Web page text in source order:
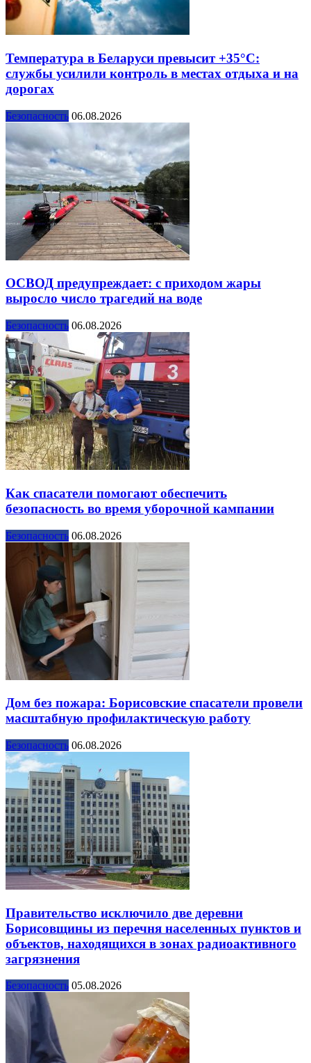
Температура в Беларуси превысит +35°С:
службы усилили контроль в местах отдыха и на
дорогах
Безопасность 06.08.2026
ОСВОД предупреждает: с приходом жары
выросло число трагедий на воде
Безопасность 06.08.2026
Как спасатели помогают обеспечить
безопасность во время уборочной кампании
Безопасность 06.08.2026
Дом без пожара: Борисовские спасатели провели
масштабную профилактическую работу
Безопасность 06.08.2026
Правительство исключило две деревни
Борисовщины из перечня населенных пунктов и
объектов, находящихся в зонах радиоактивного
загрязнения
Безопасность 05.08.2026